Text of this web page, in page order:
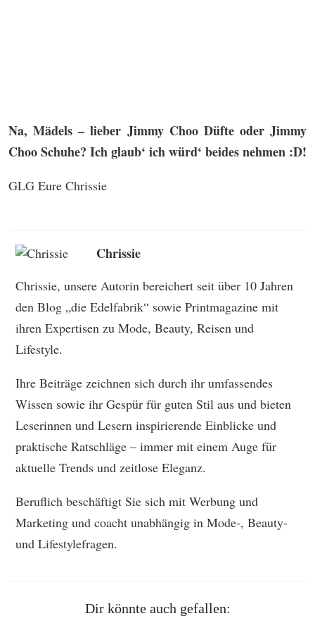
Na, Mädels – lieber Jimmy Choo Düfte oder Jimmy
Choo Schuhe? Ich glaub‘ ich würd‘ beides nehmen :D!
GLG Eure Chrissie
Chrissie
Chrissie, unsere Autorin bereichert seit über 10 Jahren
den Blog „die Edelfabrik“ sowie Printmagazine mit
ihren Expertisen zu Mode, Beauty, Reisen und
Lifestyle.
Ihre Beiträge zeichnen sich durch ihr umfassendes
Wissen sowie ihr Gespür für guten Stil aus und bieten
Leserinnen und Lesern inspirierende Einblicke und
praktische Ratschläge – immer mit einem Auge für
aktuelle Trends und zeitlose Eleganz.
Beruflich beschäftigt Sie sich mit Werbung und
Marketing und coacht unabhängig in Mode-, Beauty-
und Lifestylefragen.
Dir könnte auch gefallen: